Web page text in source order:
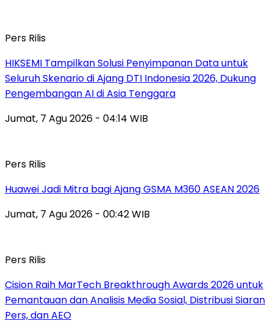
Pers Rilis
HIKSEMI Tampilkan Solusi Penyimpanan Data untuk
Seluruh Skenario di Ajang DTI Indonesia 2026, Dukung
Pengembangan AI di Asia Tenggara
Jumat, 7 Agu 2026 - 04:14 WIB
Pers Rilis
Huawei Jadi Mitra bagi Ajang GSMA M360 ASEAN 2026
Jumat, 7 Agu 2026 - 00:42 WIB
Pers Rilis
Cision Raih MarTech Breakthrough Awards 2026 untuk
Pemantauan dan Analisis Media Sosial, Distribusi Siaran
Pers, dan AEO